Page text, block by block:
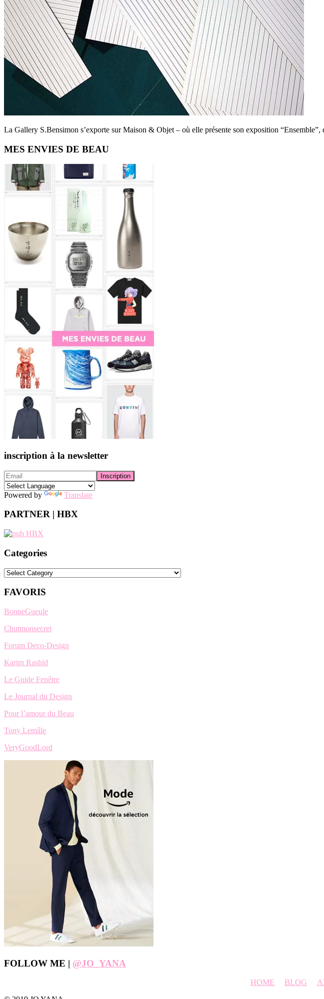
La Gallery S.Bensimon s’exporte sur Maison & Objet – où elle présente son exposition
Primary
Sidebar
MES ENVIES DE BEAU
inscription à la newsletter
Powered by Translate
PARTNER | HBX
Categories
Categories
FAVORIS
BonneGueule
Chutmonsecret
Forum Deco-Design
Karim Rashid
Le Guide Fenêtre
Le Journal du Design
Pour l’amour du Beau
Tony Lemâle
VeryGoodLord
Footer
FOLLOW ME | @JO_YANA
HOME BLOG